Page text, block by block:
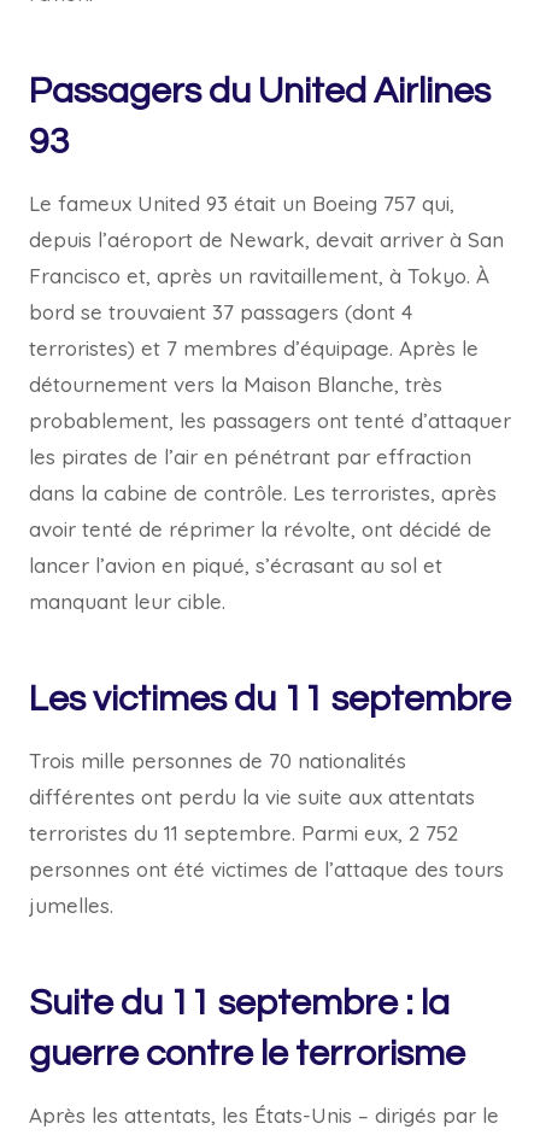
Passagers du United Airlines
93
Le fameux United 93 était un Boeing 757 qui,
depuis l’aéroport de Newark, devait arriver à San
Francisco et, après un ravitaillement, à Tokyo. À
bord se trouvaient 37 passagers (dont 4
terroristes) et 7 membres d’équipage. Après le
détournement vers la Maison Blanche, très
probablement, les passagers ont tenté d’attaquer
les pirates de l’air en pénétrant par effraction
dans la cabine de contrôle. Les terroristes, après
avoir tenté de réprimer la révolte, ont décidé de
lancer l’avion en piqué, s’écrasant au sol et
manquant leur cible.
Les victimes du 11 septembre
Trois mille personnes de 70 nationalités
différentes ont perdu la vie suite aux attentats
terroristes du 11 septembre. Parmi eux, 2 752
personnes ont été victimes de l’attaque des tours
jumelles.
Suite du 11 septembre : la
guerre contre le terrorisme
Après les attentats, les États-Unis – dirigés par le